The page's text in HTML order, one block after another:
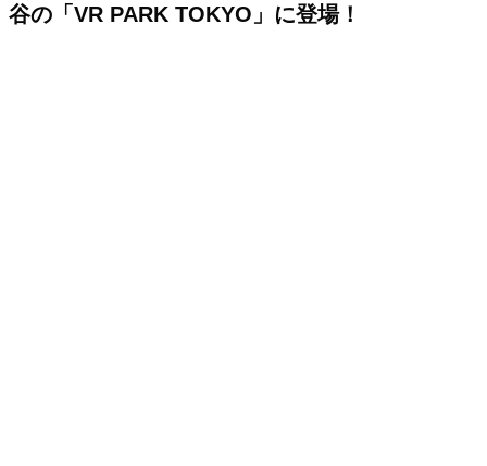
谷の「VR PARK TOKYO」に登場！